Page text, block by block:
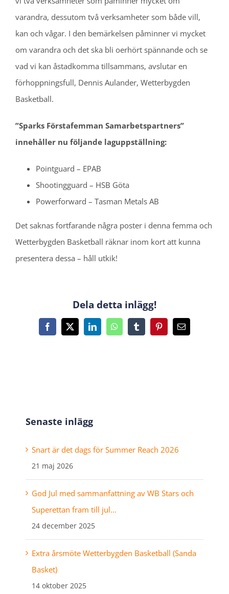
varandra, dessutom två verksamheter som både vill,
kan och vågar. I den bemärkelsen påminner vi mycket
om varandra och det ska bli oerhört spännande och se
vad vi kan åstadkomma tillsammans, avslutar en
förhoppningsfull, Dennis Aulander, Wetterbygden
Basketball.
”Sparks Förstafemman Samarbetspartners”
innehåller nu följande laguppställning:
Pointguard – EPAB
Shootingguard – HSB Göta
Powerforward – Tasman Metals AB
Det saknas fortfarande några poster i denna femma och
Wetterbygden Basketball räknar inom kort att kunna
presentera dessa – håll utkik!
Dela detta inlägg!
Facebook
X LinkedInWhatsAppTumblrPinterest
E-
post
Senaste inlägg
Snart är det dags för Summer Reach 2026
21 maj 2026
God Jul med sammanfattning av WB Stars och
Superettan fram till jul…
24 december 2025
Extra årsmöte Wetterbygden Basketball (Sanda
Basket)
14 oktober 2025